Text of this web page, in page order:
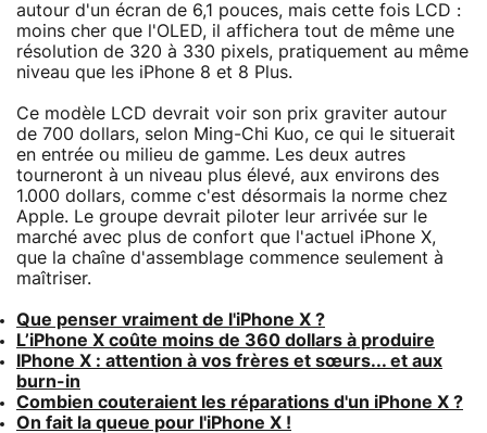
autour d'un écran de 6,1 pouces, mais cette fois LCD :
moins cher que l'OLED, il affichera tout de même une
résolution de 320 à 330 pixels, pratiquement au même
niveau que les iPhone 8 et 8 Plus.
Ce modèle LCD devrait voir son prix graviter autour
de 700 dollars, selon Ming-Chi Kuo, ce qui le situerait
en entrée ou milieu de gamme. Les deux autres
tourneront à un niveau plus élevé, aux environs des
1.000 dollars, comme c'est désormais la norme chez
Apple. Le groupe devrait piloter leur arrivée sur le
marché avec plus de confort que l'actuel iPhone X,
que la chaîne d'assemblage commence seulement à
maîtriser.
Que penser vraiment de l'iPhone X ?
L’iPhone X coûte moins de 360 dollars à produire
IPhone X : attention à vos frères et sœurs... et aux
burn-in
Combien couteraient les réparations d'un iPhone X ?
On fait la queue pour l'iPhone X !